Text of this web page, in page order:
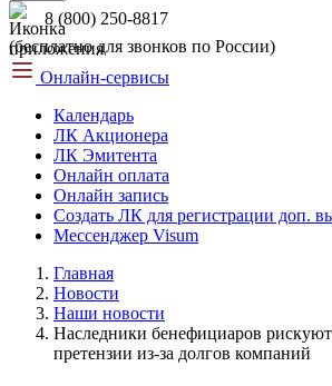
8 (800) 250-8817
(бесплатно для звонков по России)
Онлайн-сервисы
Календарь
ЛК Акционера
ЛК Эмитента
Онлайн оплата
Онлайн запись
Создать ЛК для регистрации доп.
Мессенджер Visum
Главная
Новости
Наши новости
Наследники бенефициаров
претензии из-за долгов компаний